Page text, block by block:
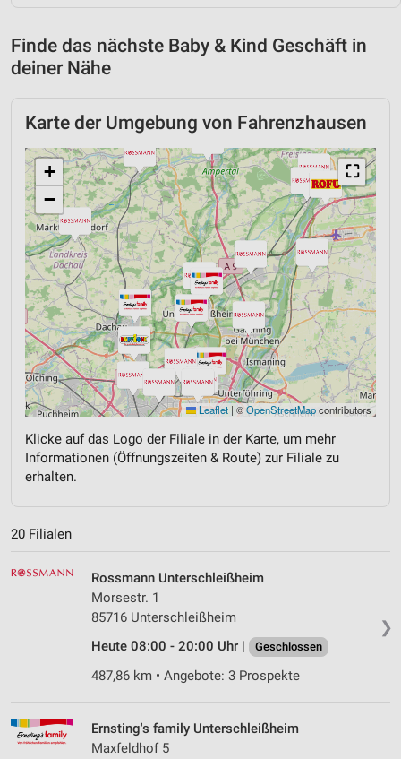
Finde das nächste Baby & Kind Geschäft in
deiner Nähe
Karte der Umgebung von Fahrenzhausen
⛶
+
−
Leaflet | ©OpenStreetMapcontributors
Klicke auf das Logo der Filiale in der Karte, um mehr
Informationen (Öffnungszeiten & Route) zur Filiale zu
erhalten.
20 Filialen
❯
Rossmann Unterschleißheim
Morsestr. 1
85716 Unterschleißheim
Heute 08:00 - 20:00 Uhr |
Geschlossen
487,86 km • Angebote: 3 Prospekte
Ernsting's family Unterschleißheim
Maxfeldhof 5